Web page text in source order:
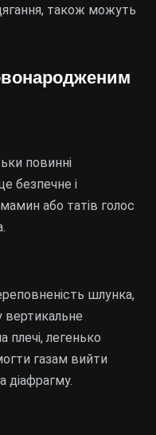
також можуть
повинні
безпечне і
або татів голос
шлунка,
вертикальне
плечі, легенько
газам вийти
діафрагму.